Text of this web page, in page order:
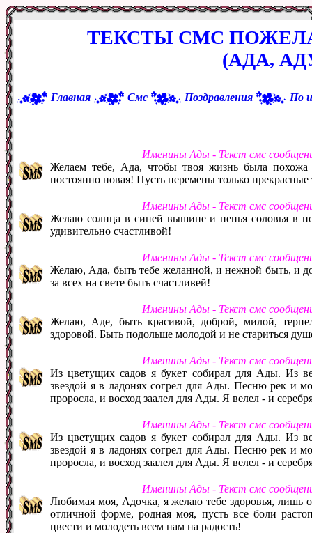
ТЕКСТЫ СМС
(АДА,
Главная Смс Поздравления По
Именины Ады - Текст смс
Желаем тебе, Ада, чтобы твоя жизнь была похожа
постоянно новая! Пусть перемены только
Именины Ады - Текст смс
Желаю солнца в синей вышине и пенья соловья в
удивительно счастливой!
Именины Ады - Текст смс
Желаю, Ада, быть тебе желанной, и нежной быть, и
за всех на свете быть счастливей!
Именины Ады - Текст смс
Желаю, Аде, быть красивой, доброй, милой,
здоровой. Быть подольше молодой и не стариться
Именины Ады - Текст смс
Из цветущих садов я букет собирал для Ады. Из
звездой я в ладонях согрел для Ады. Песню рек и
проросла, и восход заалел для Ады. Я велел - и
Именины Ады - Текст смс
Из цветущих садов я букет собирал для Ады. Из
звездой я в ладонях согрел для Ады. Песню рек и
проросла, и восход заалел для Ады. Я велел - и
Именины Ады - Текст смс
Любимая моя, Адочка, я желаю тебе здоровья, лишь
отличной форме, родная моя, пусть все боли
цвести и молодеть всем нам на радость!